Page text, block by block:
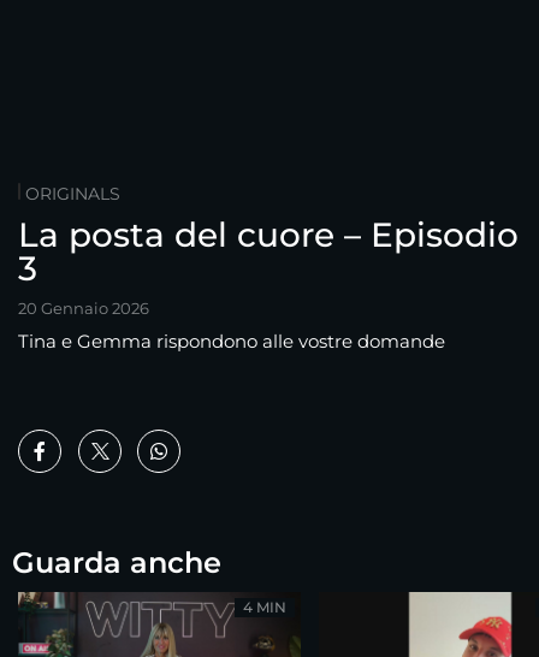
ORIGINALS
La posta del cuore – Episodio
3
20 Gennaio 2026
Tina e Gemma rispondono alle vostre domande
Guarda anche
4 MIN